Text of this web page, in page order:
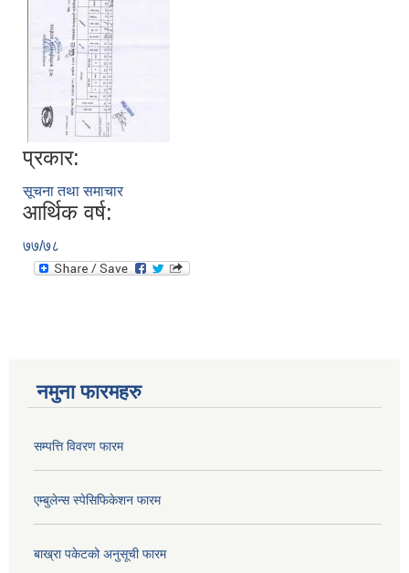
प्रकार:
सूचना तथा समाचार
आर्थिक वर्ष:
७७/७८
नमुना फारमहरु
सम्पत्ति विवरण फारम
एम्बुलेन्स स्पेसिफिकेशन फारम
बाख्रा पकेटको अनुसूची फारम